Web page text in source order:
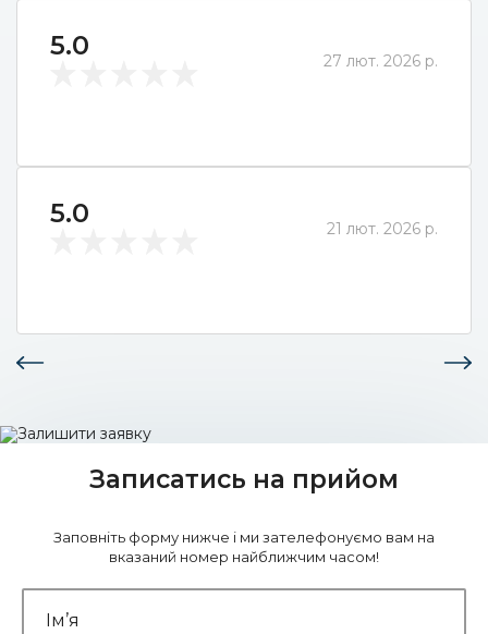
5.0 27 лют. 2026 р.
5.0 21 лют. 2026 р.
Записатись на прийом
Заповніть форму нижче і ми зателефонуємо вам на
вказаний номер найближчим часом!